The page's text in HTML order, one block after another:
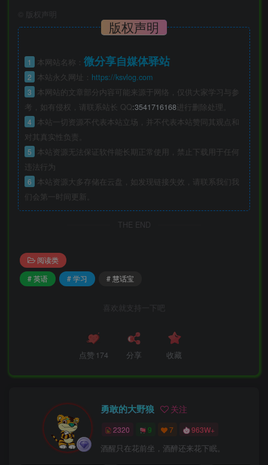
版权声明
版权声明
1 本网站名称： 微分享自媒体驿站
2 本站永久网址： https://ksvlog.com
3
本网站的文章部分内容可能来源于网络，仅供大家学习与参
考，如有侵权，请联系站长 QQ:3541716168进行删除处理。
4
本站一切资源不代表本站立场，并不代表本站赞同其观点和
对其真实性负责。
5
本站资源无法保证软件能长期正常使用，禁止下载用于任何
违法行为
6
本站资源大多存储在云盘，如发现链接失效，请联系我们我
们会第一时间更新。
THE END
阅读类
# 英语
# 学习 # 慧话宝
喜欢就支持一下吧
点赞 174 分享 收藏
勇敢的大野狼 关注
2320 9 7 963W+
酒醒只在花前坐，酒醉还来花下眠。